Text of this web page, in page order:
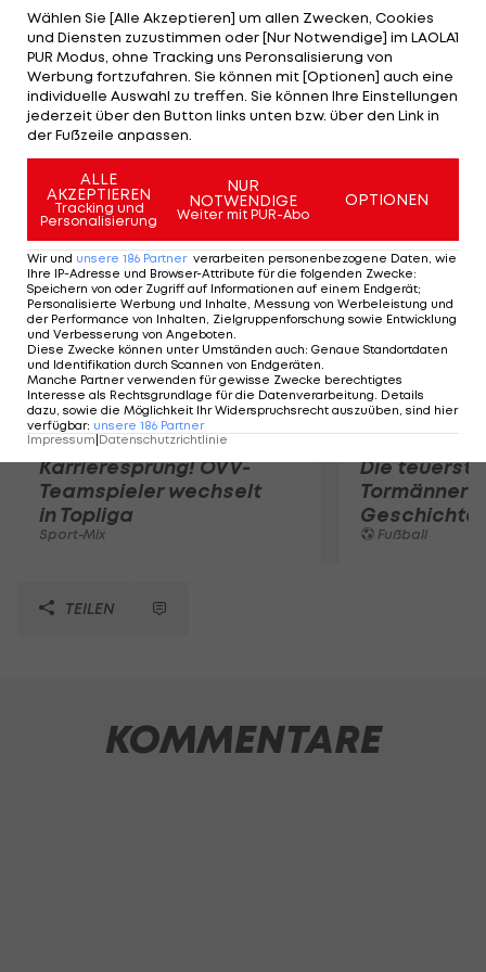
Besserung: "Wir müssen zukünftig in jedem Spiel so
antreten, als sei es ein Finale." Real gastiert bei
Salzburg-Schreck Malmö. "Niemand setzt auf uns",
so Markus Rosenberg. Superstar Ronaldo fehlen
noch 2 Tore, um die Vereins-Bestmarke von Raul
(323 Tore) einzustellen.
Mehr zum Thema
Karrieresprung! ÖVV-
Teamspieler wechselt
in Topliga
Sport-Mix
Die
Tormänner
Geschichte
Fußball
TEILEN
KOMMENTARE
Wählen Sie [Alle Akzeptieren] um allen Zwecken, Cookies
und Diensten zuzustimmen oder [Nur Notwendige] im LAOLA1
PUR Modus, ohne Tracking uns Peronsalisierung von
Werbung fortzufahren. Sie können mit [Optionen] auch eine
individuelle Auswahl zu treffen. Sie können Ihre Einstellungen
jederzeit über den Button links unten bzw. über den Link in
der Fußzeile anpassen.
ALLE
AKZEPTIEREN
Tracking und
Personalisierung
NUR
NOTWENDIGE
Weiter mit PUR-Abo
OPTIONEN
Wir und unsere 186 Partner verarbeiten personenbezogene Daten, wie
Ihre IP-Adresse und Browser-Attribute für die folgenden Zwecke:
Speichern von oder Zugriff auf Informationen auf einem Endgerät;
Personalisierte Werbung und Inhalte, Messung von Werbeleistung und
der Performance von Inhalten, Zielgruppenforschung sowie Entwicklung
und Verbesserung von Angeboten.
Diese Zwecke können unter Umständen auch: Genaue Standortdaten
und Identifikation durch Scannen von Endgeräten.
Manche Partner verwenden für gewisse Zwecke berechtigtes
Interesse als Rechtsgrundlage für die Datenverarbeitung. Details
dazu, sowie die Möglichkeit Ihr Widerspruchsrecht auszuüben, sind hier
verfügbar: unsere 186 Partner
Impressum Datenschutzrichtlinie